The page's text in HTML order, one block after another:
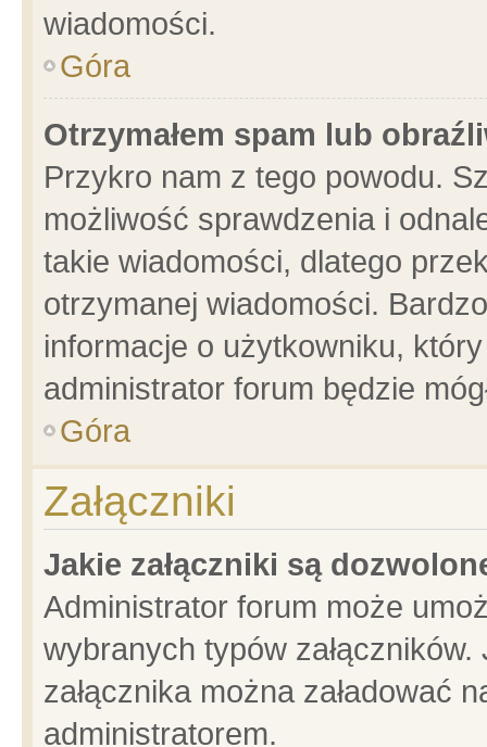
wiadomości.
Góra
Otrzymałem spam lub
Przykro nam z tego powodu.
możliwość sprawdzenia i
takie wiadomości, dlatego
otrzymanej wiadomości.
informacje o użytkowniku,
administrator forum będzie
Góra
Załączniki
Jakie załączniki są
Administrator forum może
wybranych typów
załącznika można załadować
administratorem.